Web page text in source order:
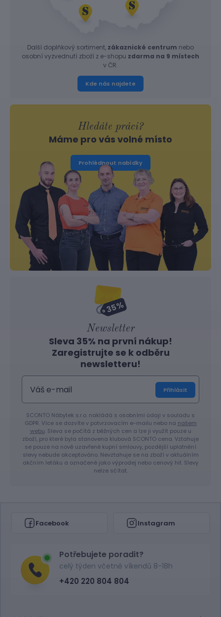
Další doplňkový sortiment, zákaznické centrum nebo
osobní vyzvednutí zboží z e-shopu zdarma na 9 místech
v ČR.
Kde nás najdete
Hledáte práci?
Máme pro vás volné místo
Prohlédnout nabídky
Newsletter
Sleva 35% na první nákup!
Zaregistrujte se k odběru
newsletteru!
Přihlásit
SCONTO Nábytek s.r.o. nakládá s osobními údaji v souladu s
GDPR. Více se dozvíte v potvrzovacím e-mailu nebo na našem
webu. Sleva se počítá z běžných cen a lze ji využít pouze u
zboží, pro které byla stanovena klubová SCONTO cena. Vztahuje
se pouze na nově uzavřené kupní smlouvy, pozdější uplatnění
slevy nebude akceptováno. Nevztahuje se na zboží v aktuálním
akčním letáku a označené jako výprodej nebo cenový hit. Slevy
nelze sčítat.
Facebook Instagram
Potřebujete poradit?
celý týden včetně víkendů 8-18h
+420 220 804 804